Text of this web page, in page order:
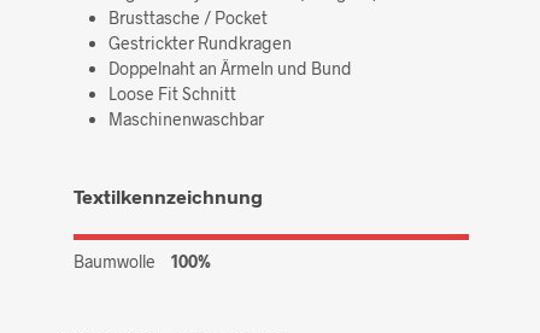
Brusttasche / Pocket
Gestrickter Rundkragen
Doppelnaht an Ärmeln und Bund
Loose Fit Schnitt
Maschinenwaschbar
Textilkennzeichnung
Baumwolle 100%